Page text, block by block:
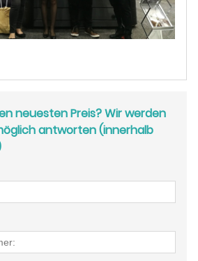
neuesten Preis? Wir werden
antworten (innerhalb